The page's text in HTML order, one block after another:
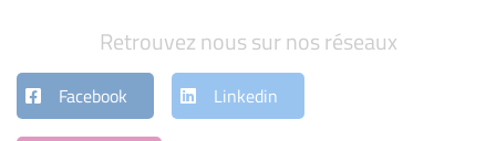
Retrouvez nous sur nos réseaux
Facebook Linkedin